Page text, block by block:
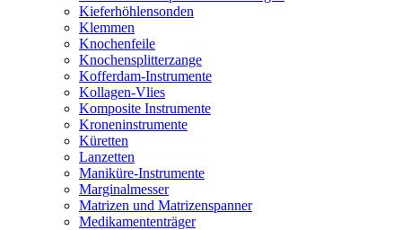
Kieferhöhlensonden
Klemmen
Knochenfeile
Knochensplitterzange
Kofferdam-Instrumente
Kollagen-Vlies
Komposite Instrumente
Kroneninstrumente
Küretten
Lanzetten
Maniküre-Instrumente
Marginalmesser
Matrizen und Matrizenspanner
Medikamententräger